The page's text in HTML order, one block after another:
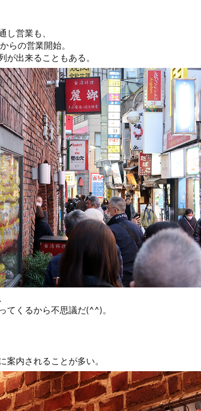
し営業も、
らの営業開始。
が出来ることもある。
てくるから不思議だ(^^)。
案内されることが多い。